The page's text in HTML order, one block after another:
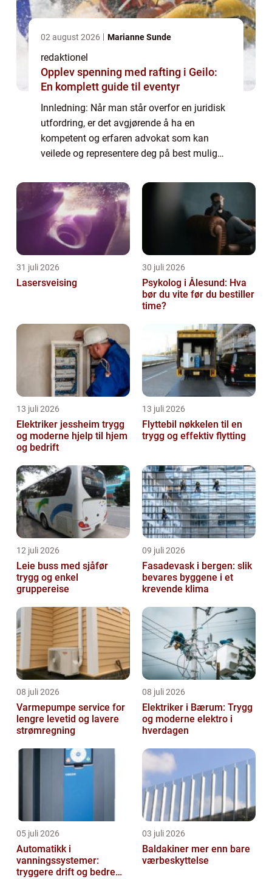
02 august 2026 Marianne Sunde
redaktionel
Opplev spenning med rafting i Geilo:
En komplett guide til eventyr
Innledning: Når man står overfor en juridisk
utfordring, er det avgjørende å ha en
kompetent og erfaren advokat som kan
veilede og representere deg på best mulig
temaet «Norges beste advokat» og...
31 juli 2026
Lasersveising
30 juli 2026
Psykolog i Ålesund: Hva
bør du vite før du bestiller
time?
13 juli 2026
Elektriker jessheim trygg
og moderne hjelp til hjem
og bedrift
13 juli 2026
Flyttebil nøkkelen til en
trygg og effektiv flytting
12 juli 2026
Leie buss med sjåfør
trygg og enkel
gruppereise
09 juli 2026
Fasadevask i bergen: slik
bevares byggene i et
krevende klima
08 juli 2026
Varmepumpe service for
lengre levetid og lavere
strømregning
08 juli 2026
Elektriker i Bærum: Trygg
og moderne elektro i
hverdagen
05 juli 2026
Automatikk i
vanningssystemer:
tryggere drift og bedre
03 juli 2026
Baldakiner mer enn bare
værbeskyttelse